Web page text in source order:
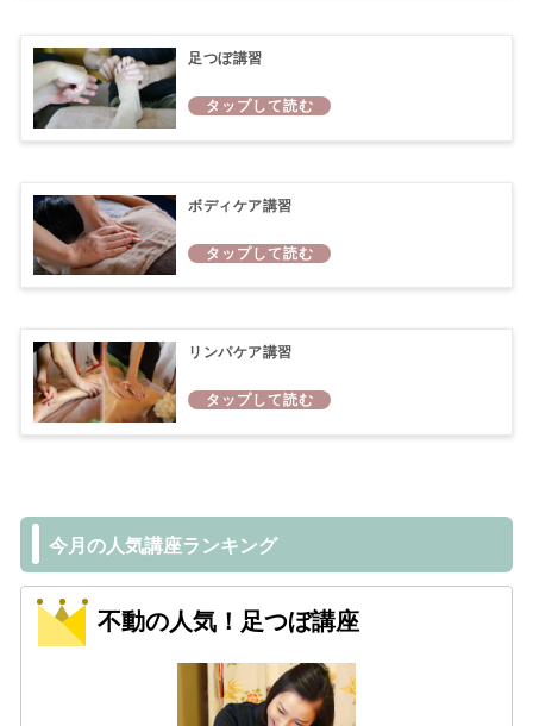
足つぼ講習
ボディケア講習
リンパケア講習
今月の人気講座ランキング
不動の人気！足つぼ講座